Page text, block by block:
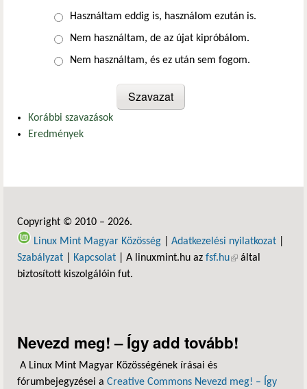
Választások
Használtam eddig is, használom ezután is.
Nem használtam, de az újat kipróbálom.
Nem használtam, és ez után sem fogom.
Korábbi szavazások
Eredmények
Copyright © 2010 – 2026.
Linux Mint Magyar Közösség
Adatkezelési nyilatkozat
Szabályzat
Kapcsolat | A linuxmint.hu az fsf.hu(külső hivatkozás)
által
biztosított kiszolgálóin fut.
Nevezd meg! – Így add tovább!
A Linux Mint Magyar Közösségének írásai és
fórumbejegyzései a Creative Commons Nevezd meg! – Így